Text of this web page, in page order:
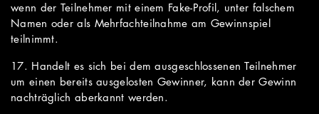
wenn der Teilnehmer mit einem Fake-Profil, unter falschem
Namen oder als Mehrfachteilnahme am Gewinnspiel
teilnimmt.
17. Handelt es sich bei dem ausgeschlossenen Teilnehmer
um einen bereits ausgelosten Gewinner, kann der Gewinn
nachträglich aberkannt werden.